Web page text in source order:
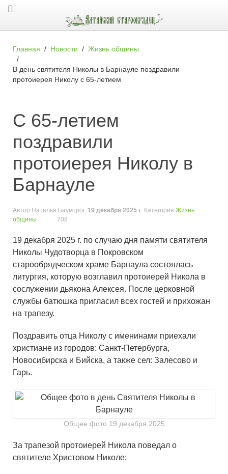
Главная Новости Жизнь общины
В день святителя Николы в Барнауле поздравили
протоиерея Николу с 65-летием
С 65-летием
поздравили
протоиерея Николу в
Барнауле
Автор Наталья Баумтрог. 19 декабря 2025 г. Категория Жизнь
общины
708
19 декабря 2025 г. по случаю дня памяти святителя
Николы Чудотворца в Покровском
старообрядческом храме Барнаула состоялась
литургия, которую возглавил протоиерей Никола в
сослужении дьякона Алексея. После церковной
службы батюшка пригласил всех гостей и прихожан
на трапезу.
Поздравить отца Николу с именинами приехали
христиане из городов: Санкт-Петербурга,
Новосибирска и Бийска, а также сел: Залесово и
Гарь.
Общее фото 19 декабря 2025
За трапезой протоиерей Никола поведал о
святителе Христовом Николе: